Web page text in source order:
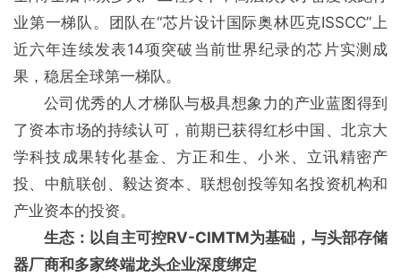
业第一梯队。团队在“芯片设计国际奥林匹克ISSCC”上
近六年连续发表14项突破当前世界纪录的芯片实测成
果，稳居全球第一梯队。
公司优秀的人才梯队与极具想象力的产业蓝图得到
了资本市场的持续认可，前期已获得红杉中国、北京大
学科技成果转化基金、方正和生、小米、立讯精密产
投、中航联创、毅达资本、联想创投等知名投资机构和
产业资本的投资。
生态：以自主可控RV-CIMTM为基础，与头部存储
器厂商和多家终端龙头企业深度绑定